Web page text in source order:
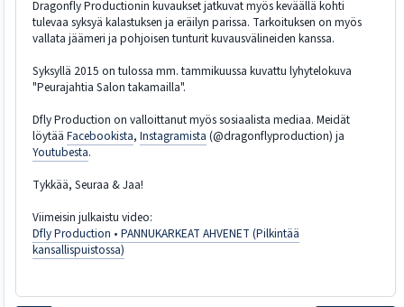
Dragonfly Productionin kuvaukset jatkuvat myös keväällä kohti
tulevaa syksyä kalastuksen ja eräilyn parissa. Tarkoituksen on myös
vallata jäämeri ja pohjoisen tunturit kuvausvälineiden kanssa.
Syksyllä 2015 on tulossa mm. tammikuussa kuvattu lyhytelokuva
"Peurajahtia Salon takamailla".
Dfly Production on valloittanut myös sosiaalista mediaa. Meidät
löytää Facebookista, Instagramista (@dragonflyproduction) ja
Youtubesta.
Tykkää, Seuraa & Jaa!
Viimeisin julkaistu video:
Dfly Production • PANNUKARKEAT AHVENET (Pilkintää
kansallispuistossa)